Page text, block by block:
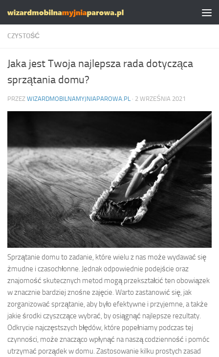
Skip to content
CZYSTOŚĆ
Jaka jest Twoja najlepsza rada dotycząca
sprzątania domu?
PRZEZ WIZARDMOBILNAMYJNIAPAROWA.PL · 2 WRZEŚNIA 2021
Sprzątanie domu to zadanie, które wielu z nas może wydawać się
żmudne i czasochłonne. Jednak odpowiednie podejście oraz
znajomość skutecznych metod mogą przekształcić ten obowiązek
w znacznie bardziej znośne zajęcie. Warto zastanowić się, jak
zorganizować sprzątanie, aby było efektywne i przyjemne, a także
jakie środki czyszczące wybrać, by osiągnąć najlepsze rezultaty.
Odkrycie najczęstszych błędów, które popełniamy podczas tej
czynności, może znacząco wpłynąć na naszą codzienność i pomóc
utrzymać porządek w domu. Zastosowanie kilku prostych zasad